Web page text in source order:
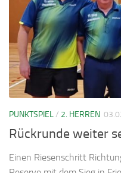
PUNKTSPIEL/ 2. HERREN
Rückrunde weiter
Einen Riesenschritt